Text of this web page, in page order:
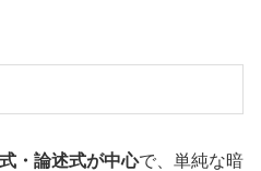
・論述式が中心で、単純な暗